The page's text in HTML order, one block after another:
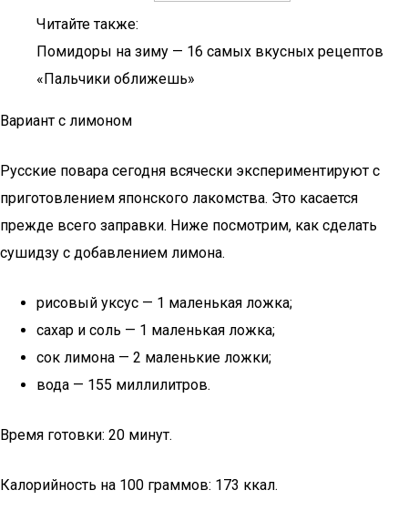
Читайте также:
Помидоры на зиму — 16 самых вкусных рецептов
«Пальчики оближешь»
Вариант с лимоном
Русские повара сегодня всячески экспериментируют с
приготовлением японского лакомства. Это касается
прежде всего заправки. Ниже посмотрим, как сделать
сушидзу с добавлением лимона.
рисовый уксус — 1 маленькая ложка;
сахар и соль — 1 маленькая ложка;
сок лимона — 2 маленькие ложки;
вода — 155 миллилитров.
Время готовки: 20 минут.
Калорийность на 100 граммов: 173 ккал.